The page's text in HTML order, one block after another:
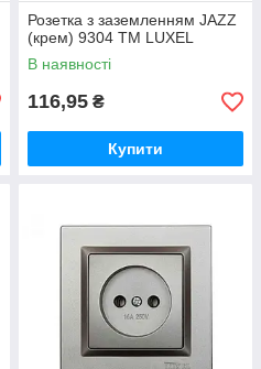
Розетка з заземленням JAZZ
(крем) 9304 ТМ LUXEL
В наявності
116,95 ₴
Купити